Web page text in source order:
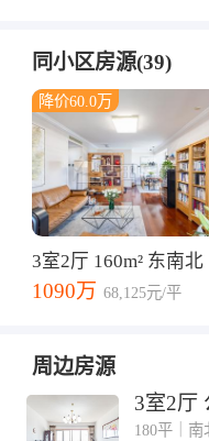
好。 2.小区物业服
业，管理质量好，采
配有专门的管家，服
度较高。 3.观湖国际
湖，还配套儿童乐园
设施维护良好，内部
优质教育资源，医疗
邻里关系和睦。业主
老板，且大都照顾家
好。
同小区房源(39)
降价60.0万
3室2厅 160m² 东南北
1090万 68,125元/平
周边房源
3室2厅
180平｜